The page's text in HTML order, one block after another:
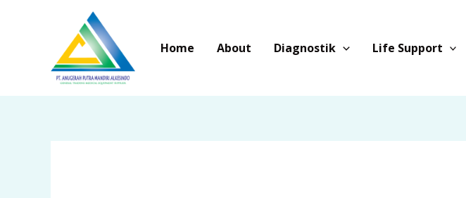
Home About Diagnostik Life Support